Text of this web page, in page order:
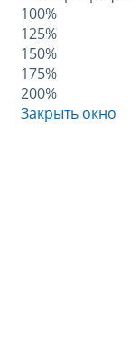
100%
125%
150%
175%
200%
Закрыть окно